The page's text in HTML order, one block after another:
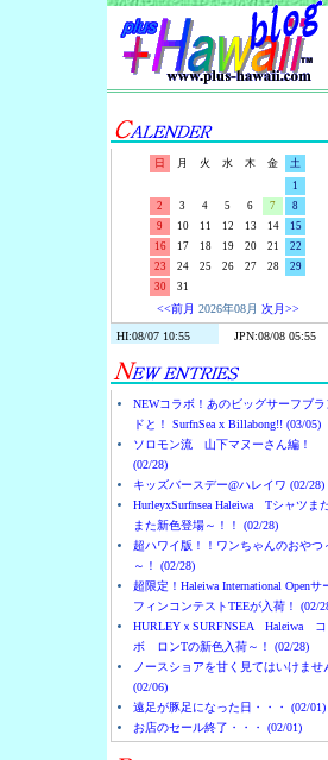
日 月 火 水 木 金
土
1
2
3 4 5 6 7
8
9
10 11 12 13 14
15
16
17 18 19 20 21
22
23
24 25 26 27 28
29
30
31
<<前月 2026年08月 次月>>
NEWコラボ！あのビッグサーフブラ
ドと！ SurfnSea x Billabong!! (03/05)
ソロモン流 山下マヌーさん編！
(02/28)
キッズバースデー@ハレイワ (02/28)
HurleyxSurfnsea Haleiwa Tシャツま
また新色登場～！！ (02/28)
超ハワイ版！！ワンちゃんのおやつ
～！ (02/28)
超限定！Haleiwa International Openサ
フィンコンテストTEEが入荷！ (02/
HURLEYｘSURFNSEA Haleiwa コ
ボ ロンTの新色入荷～！ (02/28)
ノースショアを甘く見てはいけませ
(02/06)
遠足が豚足になった日・・・ (02/01)
お店のセール終了・・・ (02/01)